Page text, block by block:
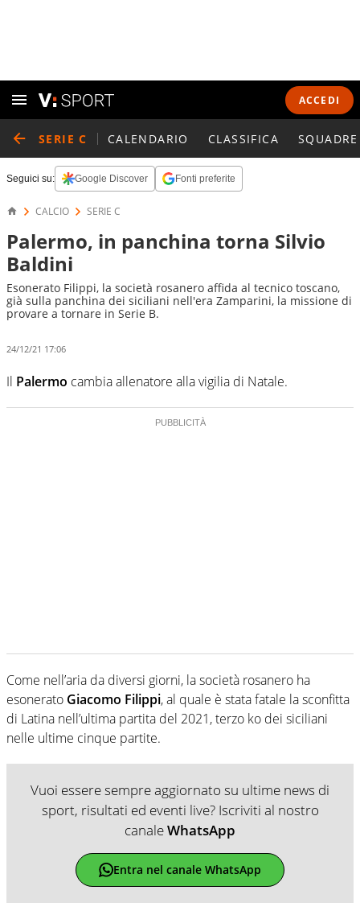
ACCEDI
SERIE C CALENDARIO CLASSIFICA SQUADRE
Seguici su: Google Discover Fonti preferite
CALCIO SERIE C
Palermo, in panchina torna Silvio
Baldini
Esonerato Filippi, la società rosanero affida al tecnico toscano,
già sulla panchina dei siciliani nell'era Zamparini, la missione di
provare a tornare in Serie B.
24/12/21 17:06
Il Palermo cambia allenatore alla vigilia di Natale.
Come nell’aria da diversi giorni, la società rosanero ha
esonerato Giacomo Filippi, al quale è stata fatale la sconfitta
di Latina nell’ultima partita del 2021, terzo ko dei siciliani
nelle ultime cinque partite.
Vuoi essere sempre aggiornato su ultime news di
sport, risultati ed eventi live? Iscriviti al nostro
canaleWhatsApp
Entra nel canale WhatsApp